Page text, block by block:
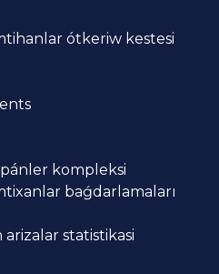
ótkeriw kestesi
pánler kompleksi
baǵdarlamaları
statistikasi